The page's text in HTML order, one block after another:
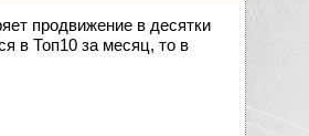
продвижение в десятки
в Топ10 за месяц, то в